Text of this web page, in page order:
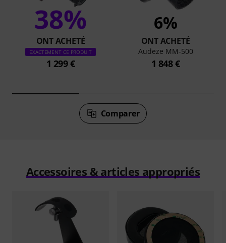
38%
ONT ACHETÉ
EXACTEMENT CE PRODUIT
1 299 €
6%
ONT ACHETÉ
Audeze MM-500
1 848 €
Comparer
Accessoires & articles appropriés